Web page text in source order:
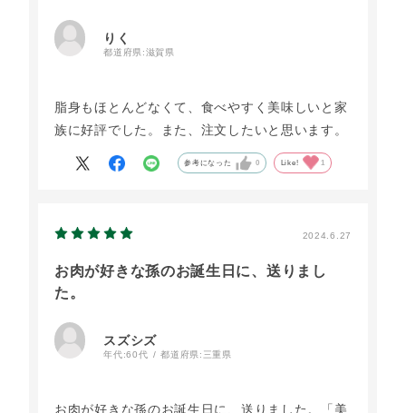
りく
都道府県:滋賀県
脂身もほとんどなくて、食べやすく美味しいと家
族に好評でした。また、注文したいと思います。
参考になった 0 Like! 1
2024.6.27
お肉が好きな孫のお誕生日に、送りまし
た。
スズシズ
年代:60代 都道府県: 三重県
お肉が好きな孫のお誕生日に、送りました。「美